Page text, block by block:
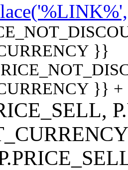
}}
}}